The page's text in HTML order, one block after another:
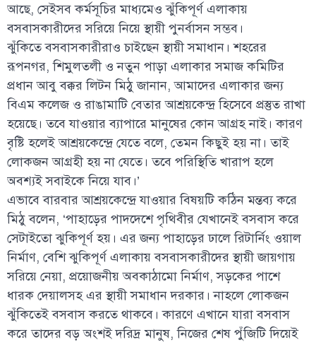
আছে, সেইসব কর্মসূচির মাধ্যমেও ঝুঁকিপূর্ণ এলাকায়
বসবাসকারীদের সরিয়ে নিয়ে স্থায়ী পুনর্বাসন সম্ভব।
ঝুঁকিতে বসবাসকারীরাও চাইছেন স্থায়ী সমাধান। শহরের
রূপনগর, শিমুলতলী ও নতুন পাড়া এলাকার সমাজ কমিটির
প্রধান আবু বক্কর লিটন মিঠু জানান, আমাদের এলাকার জন্য
বিএম কলেজ ও রাঙামাটি বেতার আশ্রয়কেন্দ্র হিসেবে প্রস্তুত রাখা
হয়েছে। তবে যাওয়ার ব্যাপারে মানুষের কোন আগ্রহ নাই। কারণ
বৃষ্টি হলেই আশ্রয়কেন্দ্রে যেতে বলে, তেমন কিছুই হয় না। তাই
লোকজন আগ্রহী হয় না যেতে। তবে পরিস্থিতি খারাপ হলে
অবশ্যই সবাইকে নিয়ে যাব।’
এভাবে বারবার আশ্রয়কেন্দ্রে যাওয়ার বিষয়টি কঠিন মন্তব্য করে
মিঠু বলেন, ‘পাহাড়ের পাদদেশে পৃথিবীর যেখানেই বসবাস করে
সেটাইতো ঝুকিপূর্ণ হয়। এর জন্য পাহাড়ের ঢালে রিটার্নিং ওয়াল
নির্মাণ, বেশি ঝুকিপূর্ণ এলাকায় বসবাসকারীদের স্থায়ী জায়গায়
সরিয়ে নেয়া, প্রয়োজনীয় অবকাঠামো নির্মাণ, সড়কের পাশে
ধারক দেয়ালসহ এর স্থায়ী সমাধান দরকার। নাহলে লোকজন
ঝুঁকিতেই বসবাস করতে থাকবে। কারণে এখানে যারা বসবাস
করে তাদের বড় অংশই দরিদ্র মানুষ, নিজের শেষ পুঁজিটি দিয়েই